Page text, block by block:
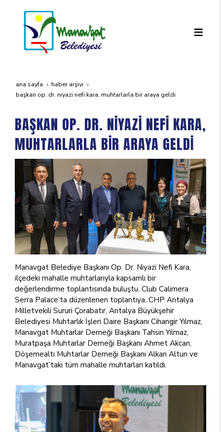
ana sayfa
haber arşivi
başkan op. dr. ni̇yazi̇ nefi̇ kara, muhtarlarla bi̇r araya geldi̇
BAŞKAN OP. DR. NİYAZİ NEFİ KARA,
MUHTARLARLA BİR ARAYA GELDİ
Manavgat Belediye Başkanı Op. Dr. Niyazi Nefi Kara,
ilçedeki mahalle muhtarlarıyla kapsamlı bir
değerlendirme toplantısında buluştu. Club Calimera
Serra Palace’ta düzenlenen toplantıya, CHP Antalya
Milletvekili Sururi Çorabatır, Antalya Büyükşehir
Belediyesi Muhtarlık İşleri Daire Başkanı Cihangir Yılmaz,
Manavgat Muhtarlar Derneği Başkanı Tahsin Yılmaz,
Muratpaşa Muhtarlar Derneği Başkanı Ahmet Akcan,
Döşemealtı Muhtarlar Derneği Başkanı Alkan Altun ve
Manavgat’taki tüm mahalle muhtarları katıldı.